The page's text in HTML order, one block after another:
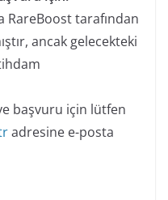
tarafından
ancak gelecekteki
başvuru için lütfen
adresine e-posta